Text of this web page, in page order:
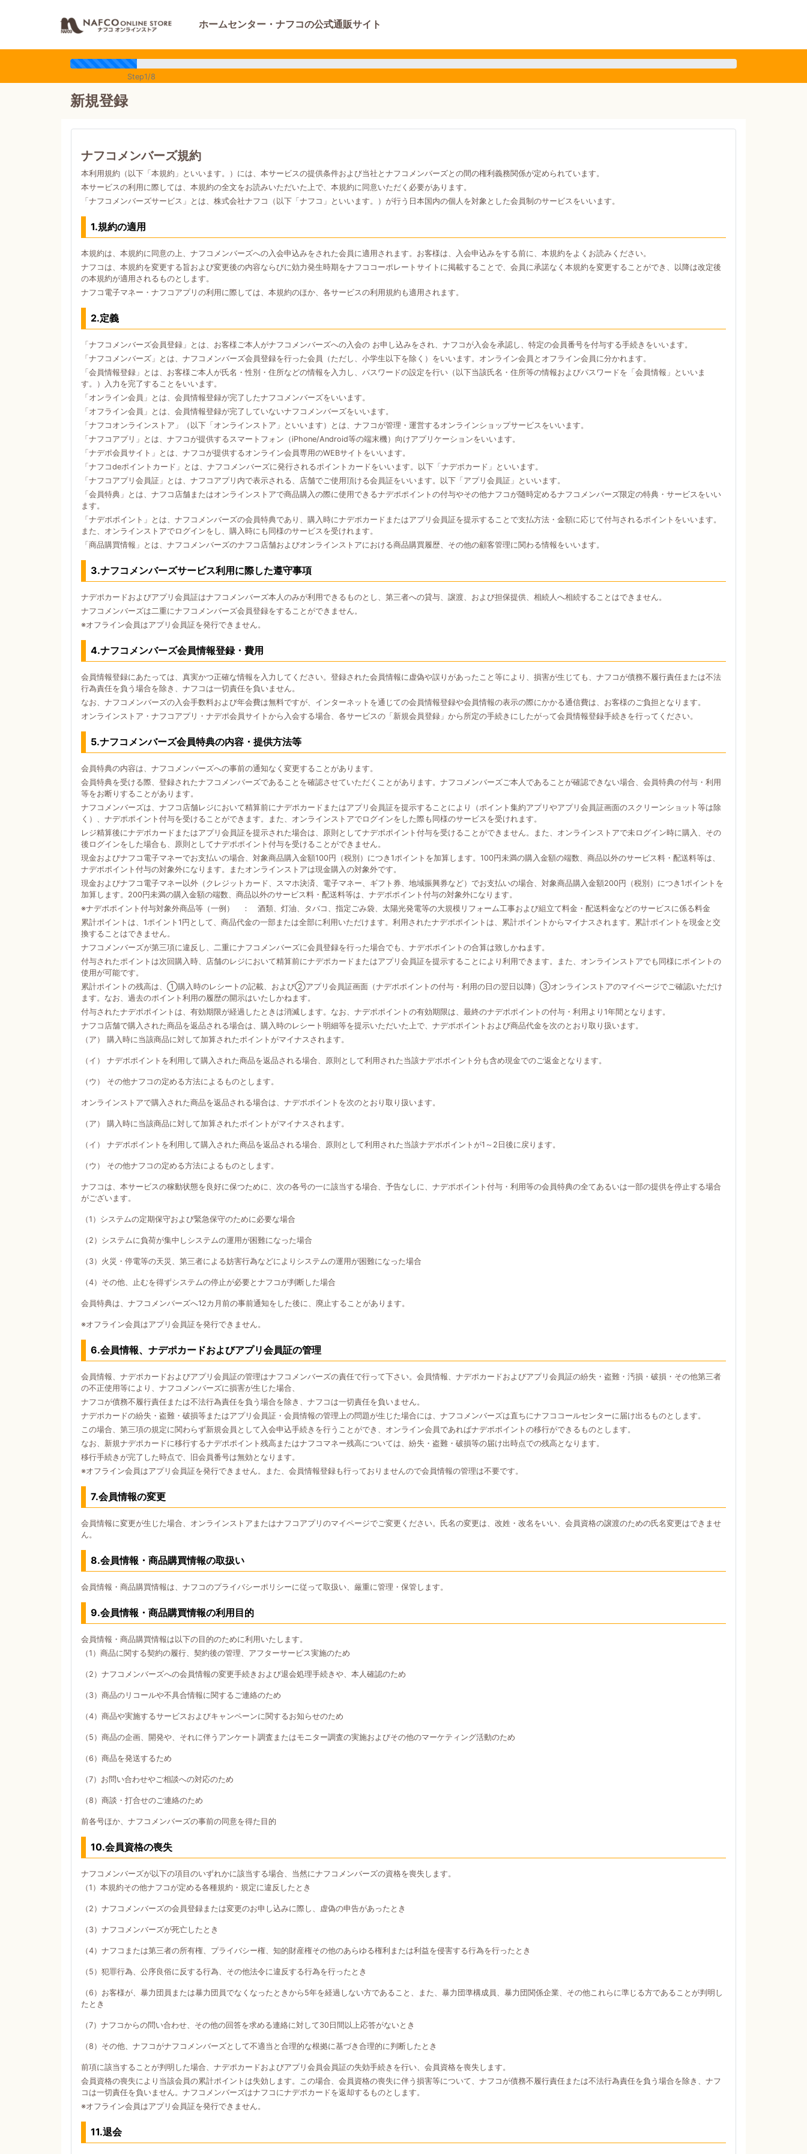
ホームセンター・ナフコの公式通販サイト
Step1/8
新規登録
ナフコメンバーズ規約
本利用規約（以下「本規約」といいます。）には、本サービスの提供条件および当社とナフコメンバーズとの間の権利義務関係が定められています。
本サービスの利用に際しては、本規約の全文をお読みいただいた上で、本規約に同意いただく必要があります。
「ナフコメンバーズサービス」とは、株式会社ナフコ（以下「ナフコ」といいます。）が行う日本国内の個人を対象とした会員制のサービスをいいます。
1.規約の適用
本規約は、本規約に同意の上、ナフコメンバーズへの入会申込みをされた会員に適用されます。お客様は、入会申込みをする前に、本規約をよくお読みください。
ナフコは、本規約を変更する旨および変更後の内容ならびに効力発生時期をナフココーポレートサイトに掲載することで、会員に承諾なく本規約を変更することができ、以降は改定後
の本規約が適用されるものとします。
ナフコ電子マネー・ナフコアプリの利用に際しては、本規約のほか、各サービスの利用規約も適用されます。
2.定義
「ナフコメンバーズ会員登録」とは、お客様ご本人がナフコメンバーズへの入会の お申し込みをされ、ナフコが入会を承認し、特定の会員番号を付与する手続きをいいます。
「ナフコメンバーズ」とは、ナフコメンバーズ会員登録を行った会員（ただし、小学生以下を除く）をいいます。オンライン会員とオフライン会員に分かれます。
「会員情報登録」とは、お客様ご本人が氏名・性別・住所などの情報を入力し、パスワードの設定を行い（以下当該氏名・住所等の情報およびパスワードを「会員情報」といいま
す。）入力を完了することをいいます。
「オンライン会員」とは、会員情報登録が完了したナフコメンバーズをいいます。
「オフライン会員」とは、会員情報登録が完了していないナフコメンバーズをいいます。
「ナフコオンラインストア」（以下「オンラインストア」といいます）とは、ナフコが管理・運営するオンラインショップサービスをいいます。
「ナフコアプリ」とは、ナフコが提供するスマートフォン（iPhone/Android等の端末機）向けアプリケーションをいいます。
「ナデポ会員サイト」とは、ナフコが提供するオンライン会員専用のWEBサイトをいいます。
「ナフコdeポイントカード」とは、ナフコメンバーズに発行されるポイントカードをいいます。以下「ナデポカード」といいます。
「ナフコアプリ会員証」とは、ナフコアプリ内で表示される、店舗でご使用頂ける会員証をいいます。以下「アプリ会員証」といいます。
「会員特典」とは、ナフコ店舗またはオンラインストアで商品購入の際に使用できるナデポポイントの付与やその他ナフコが随時定めるナフコメンバーズ限定の特典・サービスをいい
ます。
「ナデポポイント」とは、ナフコメンバーズの会員特典であり、購入時にナデポカードまたはアプリ会員証を提示することで支払方法・金額に応じて付与されるポイントをいいます。
また、オンラインストアでログインをし、購入時にも同様のサービスを受けれます。
「商品購買情報」とは、ナフコメンバーズのナフコ店舗およびオンラインストアにおける商品購買履歴、その他の顧客管理に関わる情報をいいます。
3.ナフコメンバーズサービス利用に際した遵守事項
ナデポカードおよびアプリ会員証はナフコメンバーズ本人のみが利用できるものとし、第三者への貸与、譲渡、および担保提供、相続人へ相続することはできません。
ナフコメンバーズは二重にナフコメンバーズ会員登録をすることができません。
※オフライン会員はアプリ会員証を発行できません。
4.ナフコメンバーズ会員情報登録・費用
会員情報登録にあたっては、真実かつ正確な情報を入力してください。登録された会員情報に虚偽や誤りがあったこと等により、損害が生じても、ナフコが債務不履行責任または不法
行為責任を負う場合を除き、ナフコは一切責任を負いません。
なお、ナフコメンバーズの入会手数料および年会費は無料ですが、インターネットを通じての会員情報登録や会員情報の表示の際にかかる通信費は、お客様のご負担となります。
オンラインストア・ナフコアプリ・ナデポ会員サイトから入会する場合、各サービスの「新規会員登録」から所定の手続きにしたがって会員情報登録手続きを行ってください。
5.ナフコメンバーズ会員特典の内容・提供方法等
会員特典の内容は、ナフコメンバーズへの事前の通知なく変更することがあります。
会員特典を受ける際、登録されたナフコメンバーズであることを確認させていただくことがあります。ナフコメンバーズご本人であることが確認できない場合、会員特典の付与・利用
等をお断りすることがあります。
ナフコメンバーズは、ナフコ店舗レジにおいて精算前にナデポカードまたはアプリ会員証を提示することにより（ポイント集約アプリやアプリ会員証画面のスクリーンショット等は除
く）、ナデポポイント付与を受けることができます。また、オンラインストアでログインをした際も同様のサービスを受けれます。
レジ精算後にナデポカードまたはアプリ会員証を提示された場合は、原則としてナデポポイント付与を受けることができません。また、オンラインストアで未ログイン時に購入、その
後ログインをした場合も、原則としてナデポポイント付与を受けることができません。
現金およびナフコ電子マネーでお支払いの場合、対象商品購入金額100円（税別）につき1ポイントを加算します。100円未満の購入金額の端数、商品以外のサービス料・配送料等は、
ナデポポイント付与の対象外になります。またオンラインストアは現金購入の対象外です。
現金およびナフコ電子マネー以外（クレジットカード、スマホ決済、電子マネー、ギフト券、地域振興券など）でお支払いの場合、対象商品購入金額200円（税別）につき1ポイントを
加算します。200円未満の購入金額の端数、商品以外のサービス料・配送料等は、ナデポポイント付与の対象外になります。
※ナデポポイント付与対象外商品等（一例） ： 酒類、灯油、タバコ、指定ごみ袋、太陽光発電等の大規模リフォーム工事および組立て料金・配送料金などのサービスに係る料金
累計ポイントは、1ポイント1円として、商品代金の一部または全部に利用いただけます。利用されたナデポポイントは、累計ポイントからマイナスされます。累計ポイントを現金と交
換することはできません。
ナフコメンバーズが第三項に違反し、二重にナフコメンバーズに会員登録を行った場合でも、ナデポポイントの合算は致しかねます。
付与されたポイントは次回購入時、店舗のレジにおいて精算前にナデポカードまたはアプリ会員証を提示することにより利用できます。また、オンラインストアでも同様にポイントの
使用が可能です。
累計ポイントの残高は、①購入時のレシートの記載、および②アプリ会員証画面（ナデポポイントの付与・利用の日の翌日以降）③オンラインストアのマイページでご確認いただけ
ます。なお、過去のポイント利用の履歴の開示はいたしかねます。
付与されたナデポポイントは、有効期限が経過したときは消滅します。なお、ナデポポイントの有効期限は、最終のナデポポイントの付与・利用より1年間となります。
ナフコ店舗で購入された商品を返品される場合は、購入時のレシート明細等を提示いただいた上で、ナデポポイントおよび商品代金を次のとおり取り扱います。
（ア） 購入時に当該商品に対して加算されたポイントがマイナスされます。
（イ） ナデポポイントを利用して購入された商品を返品される場合、原則として利用された当該ナデポポイント分も含め現金でのご返金となります。
（ウ） その他ナフコの定める方法によるものとします。
オンラインストアで購入された商品を返品される場合は、ナデポポイントを次のとおり取り扱います。
（ア） 購入時に当該商品に対して加算されたポイントがマイナスされます。
（イ） ナデポポイントを利用して購入された商品を返品される場合、原則として利用された当該ナデポポイントが1～2日後に戻ります。
（ウ） その他ナフコの定める方法によるものとします。
ナフコは、本サービスの稼動状態を良好に保つために、次の各号の一に該当する場合、予告なしに、ナデポポイント付与・利用等の会員特典の全てあるいは一部の提供を停止する場合
がございます。
（1）システムの定期保守および緊急保守のために必要な場合
（2）システムに負荷が集中しシステムの運用が困難になった場合
（3）火災・停電等の天災、第三者による妨害行為などによりシステムの運用が困難になった場合
（4）その他、止むを得ずシステムの停止が必要とナフコが判断した場合
会員特典は、ナフコメンバーズへ12カ月前の事前通知をした後に、廃止することがあります。
※オフライン会員はアプリ会員証を発行できません。
6.会員情報、ナデポカードおよびアプリ会員証の管理
会員情報、ナデポカードおよびアプリ会員証の管理はナフコメンバーズの責任で行って下さい。会員情報、ナデポカードおよびアプリ会員証の紛失・盗難・汚損・破損・その他第三者
の不正使用等により、ナフコメンバーズに損害が生じた場合、
ナフコが債務不履行責任または不法行為責任を負う場合を除き、ナフコは一切責任を負いません。
ナデポカードの紛失・盗難・破損等またはアプリ会員証・会員情報の管理上の問題が生じた場合には、ナフコメンバーズは直ちにナフココールセンターに届け出るものとします。
この場合、第三項の規定に関わらず新規会員として入会申込手続きを行うことができ、オンライン会員であればナデポポイントの移行ができるものとします。
なお、新規ナデポカードに移行するナデポポイント残高またはナフコマネー残高については、紛失・盗難・破損等の届け出時点での残高となります。
移行手続きが完了した時点で、旧会員番号は無効となります。
※オフライン会員はアプリ会員証を発行できません。また、会員情報登録も行っておりませんので会員情報の管理は不要です。
7.会員情報の変更
会員情報に変更が生じた場合、オンラインストアまたはナフコアプリのマイページでご変更ください。氏名の変更は、改姓・改名をいい、会員資格の譲渡のための氏名変更はできませ
ん。
8.会員情報・商品購買情報の取扱い
会員情報・商品購買情報は、ナフコのプライバシーポリシーに従って取扱い、厳重に管理・保管します。
9.会員情報・商品購買情報の利用目的
会員情報・商品購買情報は以下の目的のために利用いたします。
（1）商品に関する契約の履行、契約後の管理、アフターサービス実施のため
（2）ナフコメンバーズへの会員情報の変更手続きおよび退会処理手続きや、本人確認のため
（3）商品のリコールや不具合情報に関するご連絡のため
（4）商品や実施するサービスおよびキャンペーンに関するお知らせのため
（5）商品の企画、開発や、それに伴うアンケート調査またはモニター調査の実施およびその他のマーケティング活動のため
（6）商品を発送するため
（7）お問い合わせやご相談への対応のため
（8）商談・打合せのご連絡のため
前各号ほか、ナフコメンバーズの事前の同意を得た目的
10.会員資格の喪失
ナフコメンバーズが以下の項目のいずれかに該当する場合、当然にナフコメンバーズの資格を喪失します。
（1）本規約その他ナフコが定める各種規約・規定に違反したとき
（2）ナフコメンバーズの会員登録または変更のお申し込みに際し、虚偽の申告があったとき
（3）ナフコメンバーズが死亡したとき
（4）ナフコまたは第三者の所有権、プライバシー権、知的財産権その他のあらゆる権利または利益を侵害する行為を行ったとき
（5）犯罪行為、公序良俗に反する行為、その他法令に違反する行為を行ったとき
（6）お客様が、暴力団員または暴力団員でなくなったときから5年を経過しない方であること、また、暴力団準構成員、暴力団関係企業、その他これらに準じる方であることが判明し
たとき
（7）ナフコからの問い合わせ、その他の回答を求める連絡に対して30日間以上応答がないとき
（8）その他、ナフコがナフコメンバーズとして不適当と合理的な根拠に基づき合理的に判断したとき
前項に該当することが判明した場合、ナデポカードおよびアプリ会員会員証の失効手続きを行い、会員資格を喪失します。
会員資格の喪失により当該会員の累計ポイントは失効します。この場合、会員資格の喪失に伴う損害等について、ナフコが債務不履行責任または不法行為責任を負う場合を除き、ナフ
コは一切責任を負いません。ナフコメンバーズはナフコにナデポカードを返却するものとします。
※オフライン会員はアプリ会員証を発行できません。
11.退会